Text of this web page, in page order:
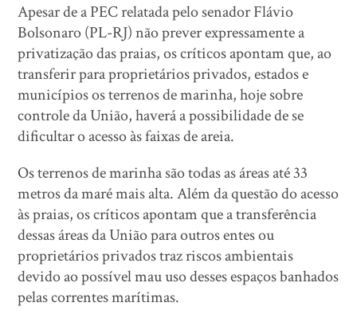
Apesar de a PEC relatada pelo senador Flávio
Bolsonaro (PL-RJ) não prever expressamente a
privatização das praias, os críticos apontam que, ao
transferir para proprietários privados, estados e
municípios os terrenos de marinha, hoje sobre
controle da União, haverá a possibilidade de se
dificultar o acesso às faixas de areia.
Os terrenos de marinha são todas as áreas até 33
metros da maré mais alta. Além da questão do acesso
às praias, os críticos apontam que a transferência
dessas áreas da União para outros entes ou
proprietários privados traz riscos ambientais
devido ao possível mau uso desses espaços banhados
pelas correntes marítimas.